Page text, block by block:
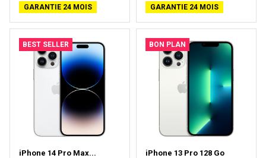
GARANTIE 24 MOIS
GARANTIE 24 MOIS
BEST SELLER
iPhone 14 Pro Max...
BON PLAN
iPhone 13 Pro 128 Go